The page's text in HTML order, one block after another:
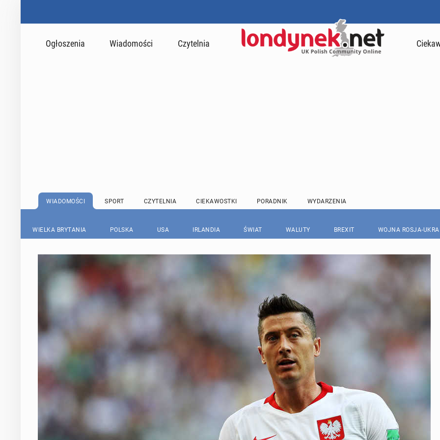
Ogłoszenia Wiadomości Czytelnia
WIADOMOŚCI SPORT CZYTELNIA CIEKAWOSTKI PORADNIK WYDARZENIA
WIELKA BRYTANIA POLSKA USA IRLANDIA ŚWIAT WALUTY BREXIT WOJNA ROSJA-